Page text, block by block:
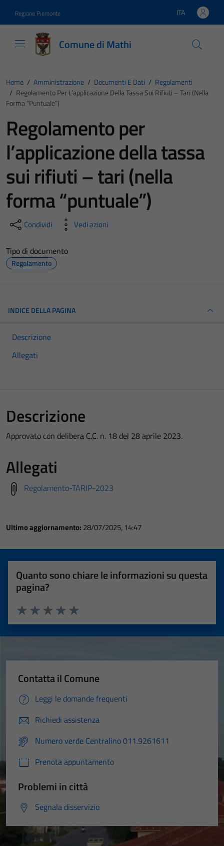
Regione Piemonte Lingua attiva:
ITA
Comune di Mathi
Home / Amministrazione / Documenti E Dati / Regolamenti
/ Regolamento Per L’applicazione Della Tassa Sui Rifiuti – Tari (nella
Forma “puntuale”)
Regolamento per
l’applicazione della tassa
sui rifiuti – tari (nella
forma “puntuale”)
Condividi Vedi azioni
Tipo di documento
Regolamento
INDICE DELLA PAGINA
Descrizione
Allegati
Descrizione
Approvato con delibera C.C. n. 18 del 28 aprile 2023.
Allegati
Regolamento-TARIP-2023
Ultimo aggiornamento: 28/07/2025, 14:47
Quanto sono chiare le informazioni su questa
pagina?
Valuta 5 stelle su 5
Valuta 4 stelle su 5
Valuta 3 stelle su 5
Valuta 2 stelle su 5
Valuta 1 stelle su 5
Contatta il Comune
Leggi le domande frequenti
Richiedi assistenza
Numero verde Centralino 011.9261611
Prenota appuntamento
Problemi in città
Segnala disservizio